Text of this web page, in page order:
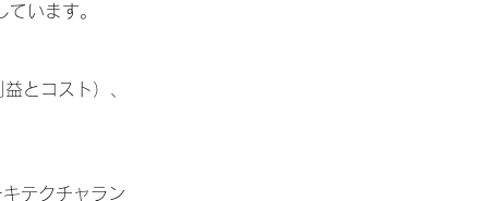
います。
とコスト）、
テクチャラン